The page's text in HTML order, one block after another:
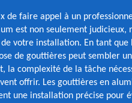
de faire appel à un
est non seulement judicieux,
votre installation. En tant que
de gouttières peut sembler
la complexité de la tâche
offrir. Les gouttières en
une installation précise pour